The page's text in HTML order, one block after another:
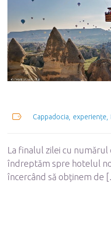
Cappadocia experiențe
La finalul zilei cu
îndreptăm spre hotelul
încercând să obținem de